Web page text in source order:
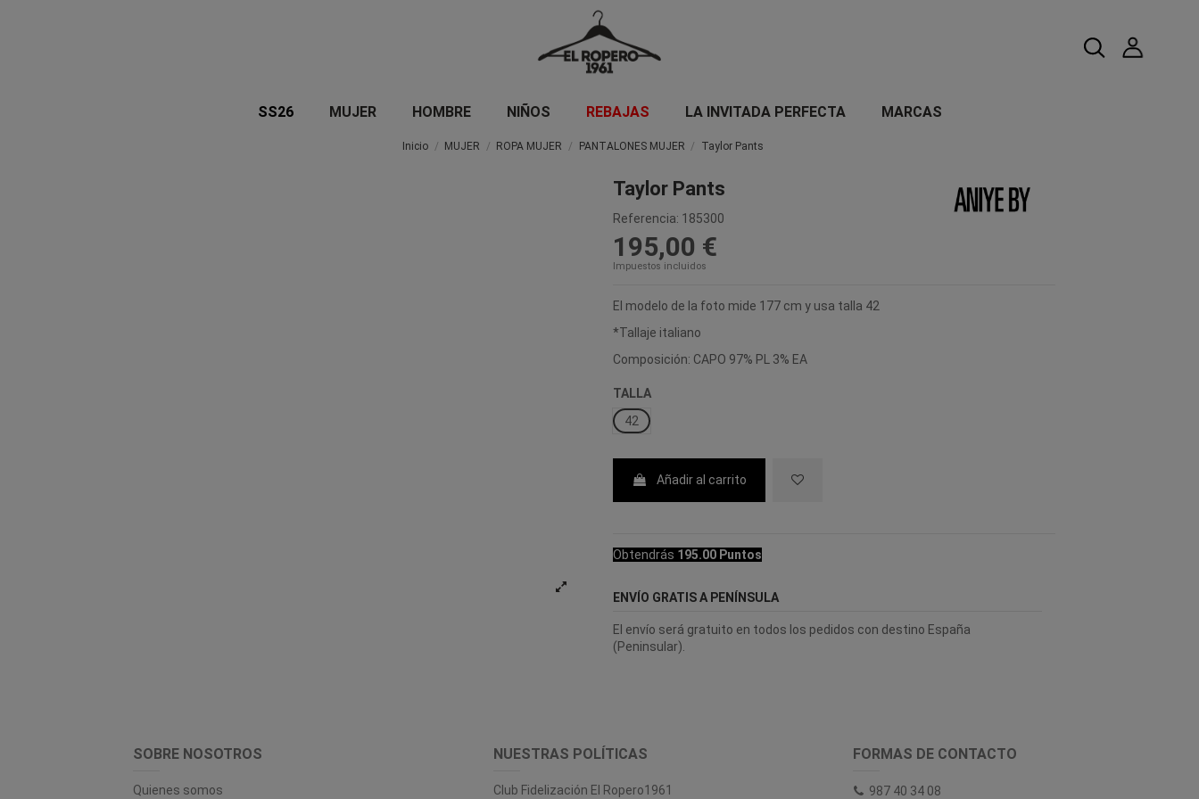
SS26 MUJER HOMBRE NIÑOS REBAJAS LA INVITADA PERFECTA MARCAS
Inicio MUJER ROPA MUJER PANTALONES MUJER Taylor Pants
Taylor Pants
Referencia: 185300
195,00 €
Impuestos incluidos
El modelo de la foto mide 177 cm y usa talla 42
*Tallaje italiano
Composición: CAPO 97% PL 3% EA
TALLA
42
Añadir al carrito
Obtendrás 195.00 Puntos
ENVÍO GRATIS A PENÍNSULA
El envío será gratuito en todos los pedidos con destino España
(Peninsular).
SOBRE NOSOTROS
Quienes somos
NUESTRAS POLÍTICAS
Club Fidelización El Ropero1961
FORMAS DE CONTACTO
987 40 34 08